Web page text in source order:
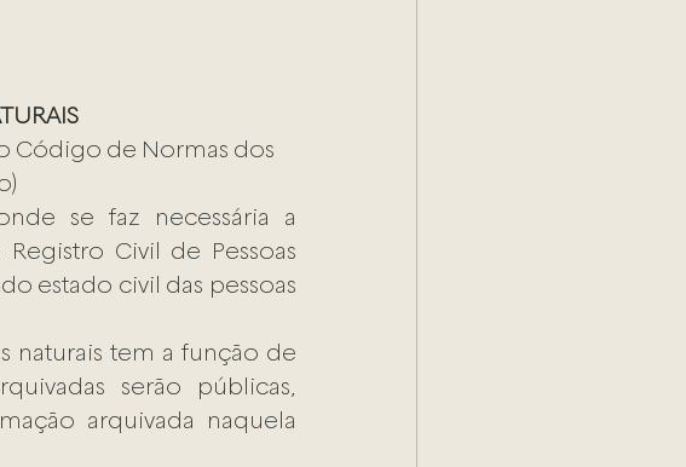
se faz necessária a
Civil de Pessoas
estado civil das pessoas
serão públicas,
arquivada naquela